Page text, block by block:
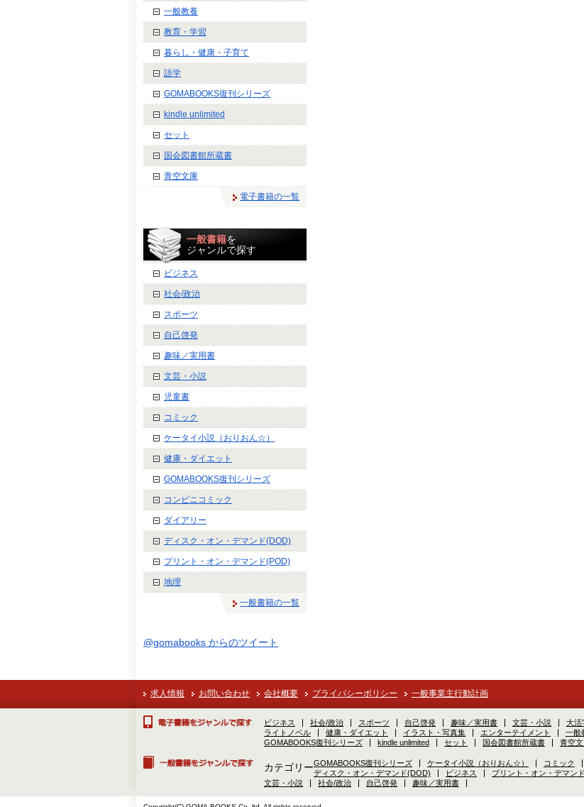
一般教養
教育・学習
暮らし・健康・子育て
語学
GOMABOOKS復刊シリーズ
kindle unlimited
セット
国会図書館所蔵書
青空文庫
電子書籍の一覧
一般書籍を
ジャンルで探す
ビジネス
社会/政治
スポーツ
自己啓発
趣味／実用書
文芸・小説
児童書
コミック
ケータイ小説（おりおん☆）
健康・ダイエット
GOMABOOKS復刊シリーズ
コンビニコミック
ダイアリー
ディスク・オン・デマンド(DOD)
プリント・オン・デマンド(POD)
地理
一般書籍の一覧
@gomabooks からのツイート
求人情報 お問い合わせ 会社概要 プライバシーポリシー 一般事業主行動計画
ビジネス 社会/政治 スポーツ 自己啓発 趣味／実用書 文芸・小説 大活
ライトノベル
健康・ダイエット イラスト・写真集 エンターテイメント 一般
GOMABOOKS復刊シリーズ
kindle unlimited セット 国会図書館所蔵書 青空
カテゴリーGOMABOOKS復刊シリーズ ケータイ小説（おりおん☆） コミック
ディスク・オン・デマンド(DOD)
ビジネス プリント・オン・デマン
文芸・小説
社会/政治 自己啓発 趣味／実用書